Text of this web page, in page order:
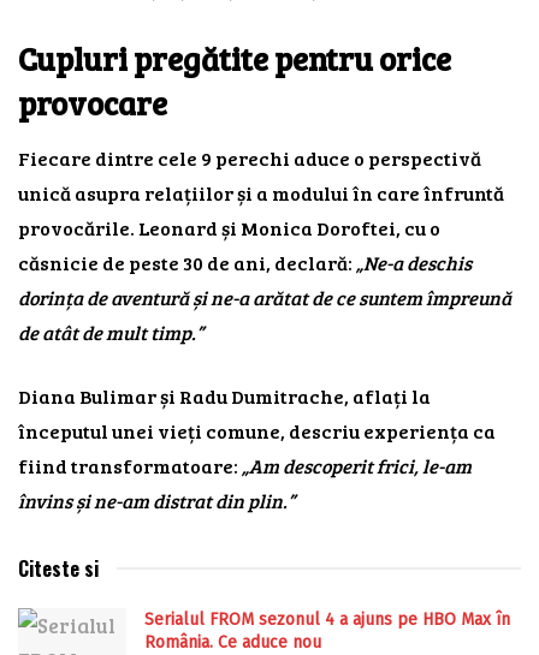
Cupluri pregătite pentru orice
provocare
Fiecare dintre cele 9 perechi aduce o perspectivă
unică asupra relațiilor și a modului în care înfruntă
provocările. Leonard și Monica Doroftei, cu o
căsnicie de peste 30 de ani, declară: „Ne-a deschis
dorința de aventură și ne-a arătat de ce suntem împreună
de atât de mult timp.”
Diana Bulimar și Radu Dumitrache, aflați la
începutul unei vieți comune, descriu experiența ca
fiind transformatoare: „Am descoperit frici, le-am
învins și ne-am distrat din plin.”
Citeste si
Serialul FROM sezonul 4 a ajuns pe HBO Max în
România. Ce aduce nou